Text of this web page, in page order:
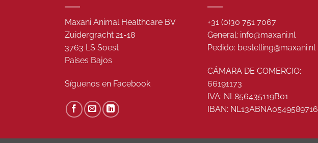
Maxani Animal Healthcare BV
Zuidergracht 21-18
3763 LS Soest
Países Bajos
Síguenos en Facebook
+31 (0)30 751 7067
General: info@maxani.nl
Pedido: bestelling@maxani.nl
CÁMARA DE COMERCIO:
66191173
IVA: NL856435119B01
IBAN: NL13ABNA0549589716